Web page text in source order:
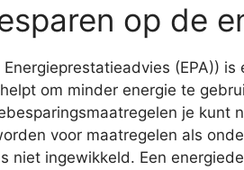
op de
(EPA))
om minder energie te
je kunt
voor maatregelen als
ingewikkeld. Een